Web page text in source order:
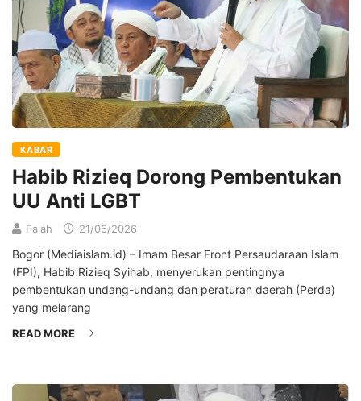
KABAR
Habib Rizieq Dorong Pembentukan
UU Anti LGBT
Falah 21/06/2026
Bogor (Mediaislam.id) – Imam Besar Front Persaudaraan Islam
(FPI), Habib Rizieq Syihab, menyerukan pentingnya
pembentukan undang-undang dan peraturan daerah (Perda)
yang melarang
READ MORE